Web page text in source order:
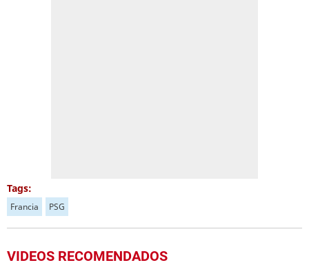
Tags:
Francia PSG
VIDEOS RECOMENDADOS